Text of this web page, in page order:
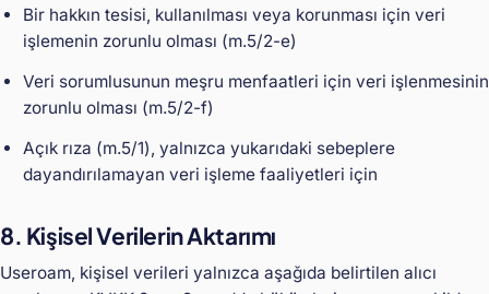
Bir hakkın tesisi, kullanılması veya korunması için veri
işlemenin zorunlu olması (m.5/2-e)
Veri sorumlusunun meşru menfaatleri için veri işlenmesinin
zorunlu olması (m.5/2-f)
Açık rıza (m.5/1), yalnızca yukarıdaki sebeplere
dayandırılamayan veri işleme faaliyetleri için
8. Kişisel Verilerin Aktarımı
Useroam, kişisel verileri yalnızca aşağıda belirtilen alıcı